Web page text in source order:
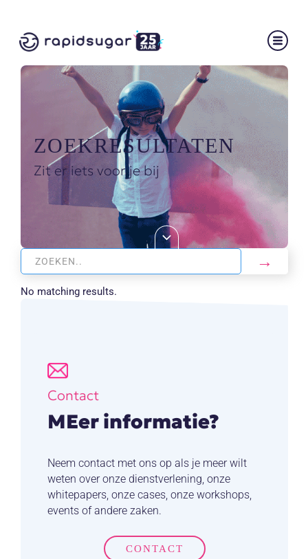
ZOEKRESULTATEN
Zit er iets voor je bij
No matching results.
Contact
MEer informatie?
Neem contact met ons op als je meer wilt
weten over onze dienstverlening, onze
whitepapers, onze cases, onze workshops,
events of andere zaken.
CONTACT